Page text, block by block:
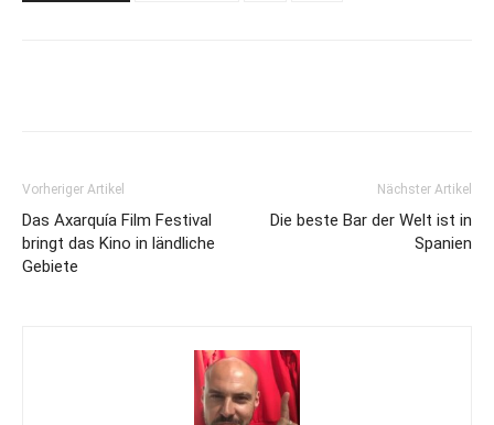
Vorheriger Artikel
Das Axarquía Film Festival
bringt das Kino in ländliche
Gebiete
Nächster Artikel
Die beste Bar der Welt ist in
Spanien